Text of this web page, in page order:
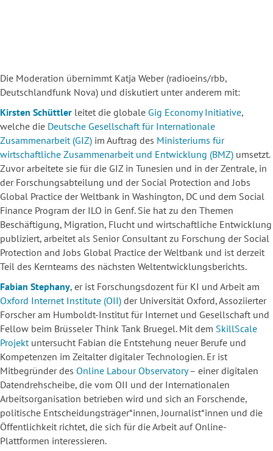
Die Moderation übernimmt Katja Weber (radioeins/rbb,
Deutschlandfunk Nova) und diskutiert unter anderem mit:
Kirsten Schüttler leitet die globale Gig Economy Initiative,
welche die Deutsche Gesellschaft für Internationale
Zusammenarbeit (GIZ) im Auftrag des Ministeriums für
wirtschaftliche Zusammenarbeit und Entwicklung (BMZ) umsetzt.
Zuvor arbeitete sie für die GIZ in Tunesien und in der Zentrale, in
der Forschungsabteilung und der Social Protection and Jobs
Global Practice der Weltbank in Washington, DC und dem Social
Finance Program der ILO in Genf. Sie hat zu den Themen
Beschäftigung, Migration, Flucht und wirtschaftliche Entwicklung
publiziert, arbeitet als Senior Consultant zu Forschung der Social
Protection and Jobs Global Practice der Weltbank und ist derzeit
Teil des Kernteams des nächsten Weltentwicklungsberichts.
Fabian Stephany, er ist Forschungsdozent für KI und Arbeit am
Oxford Internet Institute (OII) der Universität Oxford, Assoziierter
Forscher am Humboldt-Institut für Internet und Gesellschaft und
Fellow beim Brüsseler Think Tank Bruegel. Mit dem SkillScale
Projektuntersucht Fabian die Entstehung neuer Berufe und
Kompetenzen im Zeitalter digitaler Technologien. Er ist
Mitbegründer des Online Labour Observatory– einer digitalen
Datendrehscheibe, die vom OII und der Internationalen
Arbeitsorganisation betrieben wird und sich an Forschende,
politische Entscheidungsträger*innen, Journalist*innen und die
Öffentlichkeit richtet, die sich für die Arbeit auf Online-
Plattformen interessieren.